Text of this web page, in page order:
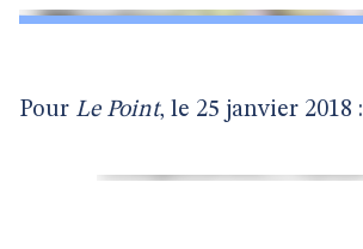
Pour Le Point, le 25 janvier 2018 :